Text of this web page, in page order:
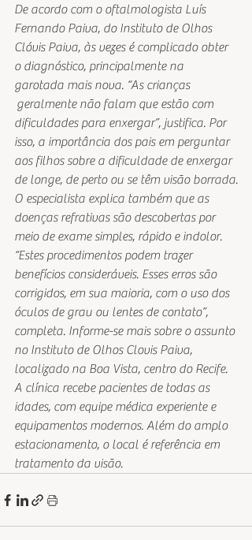
De acordo com o oftalmologista Luís
Fernando Paiva, do Instituto de Olhos
Clóvis Paiva, às vezes é complicado obter
o diagnóstico, principalmente na
garotada mais nova. “As crianças
geralmente não falam que estão com
dificuldades para enxergar”, justifica. Por
isso, a importância dos pais em perguntar
aos filhos sobre a dificuldade de enxergar
de longe, de perto ou se têm visão borrada.
O especialista explica também que as
doenças refrativas são descobertas por
meio de exame simples, rápido e indolor.
“Estes procedimentos podem trazer
benefícios consideráveis. Esses erros são
corrigidos, em sua maioria, com o uso dos
óculos de grau ou lentes de contato”,
completa. Informe-se mais sobre o assunto
no Instituto de Olhos Clovis Paiva,
localizado na Boa Vista, centro do Recife.
A clínica recebe pacientes de todas as
idades, com equipe médica experiente e
equipamentos modernos. Além do amplo
estacionamento, o local é referência em
tratamento da visão.